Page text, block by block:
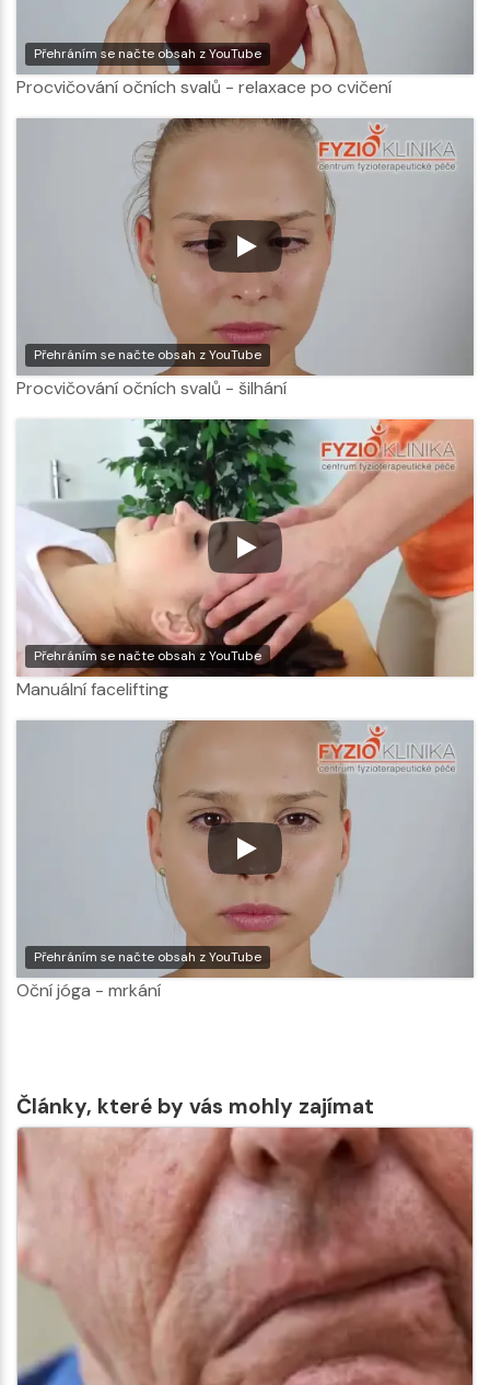
Přehráním se načte obsah z YouTube
Procvičování očních svalů - relaxace po cvičení
Přehráním se načte obsah z YouTube
Procvičování očních svalů - šilhání
Přehráním se načte obsah z YouTube
Manuální facelifting
Přehráním se načte obsah z YouTube
Oční jóga - mrkání
Články, které by vás mohly zajímat